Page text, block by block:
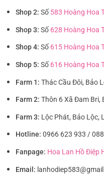
Shop 2: Số 583 Hoàng Hoa
Shop 3: Số 628 Hoàng Hoa
Shop 4: Số 615 Hoàng Hoa
Shop 5: Số 616 Hoàng Hoa
Farm 1: Thác Cầu Đôi, Bảo
Farm 2: Thôn 6 Xã Đam Bri,
Farm 3: Lộc Phát, Bảo Lộc,
Hotline: 0966 623 933 /
Fanpage: Hoa Lan Hồ Điệp
Email: